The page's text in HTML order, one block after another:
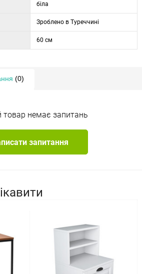
біла
Зроблено в Туреччині
60 см
(0)
товар немає запитань
запитання